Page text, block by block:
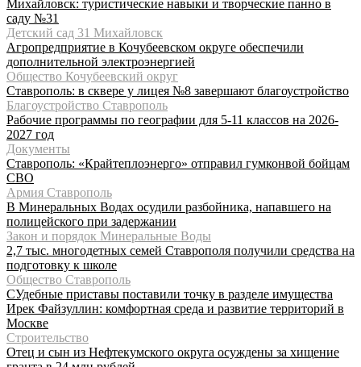
Михайловск: туристические навыки и творческие панно в
саду №31
Детский сад 31 Михайловск
Агропредприятие в Кочубеевском округе обеспечили
дополнительной электроэнергией
Общество Кочубеевский округ
Ставрополь: в сквере у лицея №8 завершают благоустройство
Благоустройство Ставрополь
Рабочие программы по географии для 5-11 классов на 2026-
2027 год
Документы
Ставрополь: «Крайтеплоэнерго» отправил гумконвой бойцам
СВО
Армия Ставрополь
В Минеральных Водах осудили разбойника, напавшего на
полицейского при задержании
Закон и порядок Минеральные Воды
2,7 тыс. многодетных семей Ставрополя получили средства на
подготовку к школе
Общество Ставрополь
СУдебные приставы поставили точку в разделе имущества
Ирек Файзуллин: комфортная среда и развитие территорий в
Москве
Строительство
Отец и сын из Нефтекумского округа осуждены за хищение